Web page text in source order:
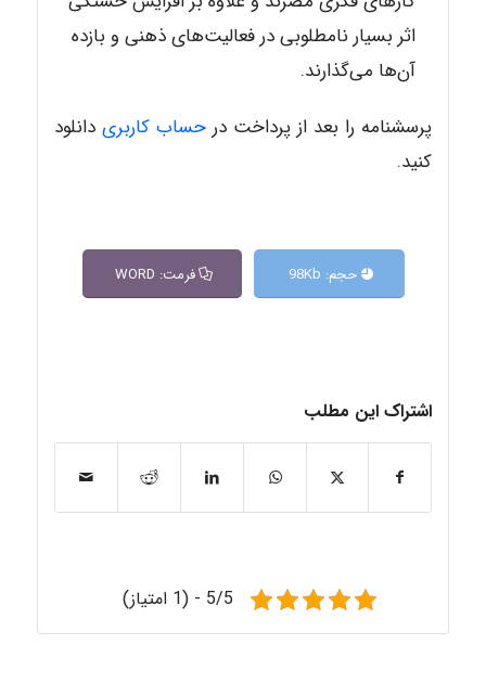
اثر بسیار نامطلوبی در فعالیت‌های ذهنی و بازده
آن‌ها می‌گذارند.
پرسشنامه را بعد از پرداخت درحساب کاربری دانلود
کنید.
حجم: 98Kb فرمت: WORD
اشتراک این مطلب
5/5 - (1 امتیاز)